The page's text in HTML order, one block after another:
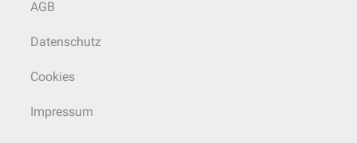
AGB
Datenschutz
Cookies
Impressum